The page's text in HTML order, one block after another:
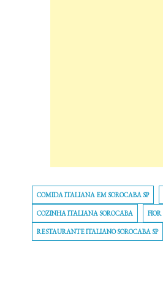
COMIDA ITALIANA EM SOROCABA SP
COZINHA ITALIANA SOROCABA FIOR
RESTAURANTE ITALIANO SOROCABA SP